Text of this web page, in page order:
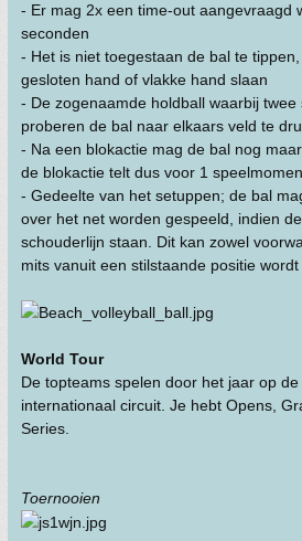
- Er mag 2x een time-out aangevraagd
seconden
- Het is niet toegestaan de bal te
gesloten hand of vlakke hand slaan
- De zogenaamde holdball waarbij
proberen de bal naar elkaars veld te
- Na een blokactie mag de bal nog
de blokactie telt dus voor 1
- Gedeelte van het setuppen; de bal
over het net worden gespeeld, indien
schouderlijn staan. Dit kan zowel
mits vanuit een stilstaande positie
World Tour
De topteams spelen door het jaar op de
internationaal circuit. Je hebt Opens,
Series.
Toernooien